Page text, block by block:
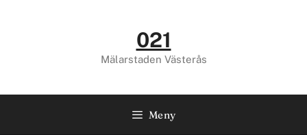
021
Mälarstaden Västerås
Meny